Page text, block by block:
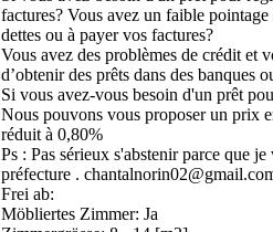
factures? Vous avez un faible
dettes ou à payer vos factures?
Vous avez des problèmes de crédit et
d’obtenir des prêts dans des banques
Si vous avez-vous besoin d'un prêt
Nous pouvons vous proposer un prix
réduit à 0,80%
Ps : Pas sérieux s'abstenir parce que
préfecture .
Frei ab:
Möbliertes Zimmer: Ja